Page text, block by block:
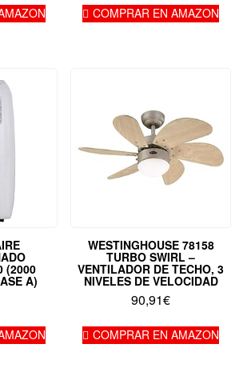
COMPRAR EN AMAZON
(2000
A)
WESTINGHOUSE 78158
TURBO SWIRL –
VENTILADOR DE TECHO, 3
NIVELES DE VELOCIDAD
90,91€
COMPRAR EN AMAZON